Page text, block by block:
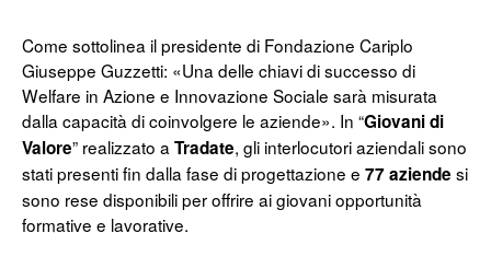
Come sottolinea il presidente di Fondazione Cariplo
Giuseppe Guzzetti: «Una delle chiavi di successo di
Welfare in Azione e Innovazione Sociale sarà misurata
dalla capacità di coinvolgere le aziende». In “Giovani di
Valore” realizzato a Tradate, gli interlocutori aziendali sono
stati presenti fin dalla fase di progettazione e 77 aziende si
sono rese disponibili per offrire ai giovani opportunità
formative e lavorative.